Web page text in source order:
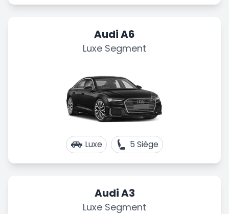
Audi A6
Luxe Segment
Luxe 5 Siège
Audi A3
Luxe Segment